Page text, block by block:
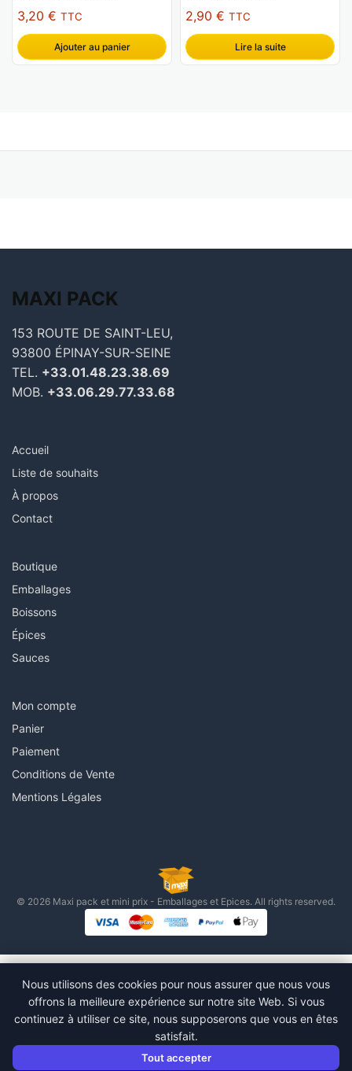
3,20 € TTC
Ajouter au panier
2,90 € TTC
Lire la suite
MAXI PACK
153 ROUTE DE SAINT-LEU,
93800 ÉPINAY-SUR-SEINE
TEL. +33.01.48.23.38.69
MOB. +33.06.29.77.33.68
Accueil
Liste de souhaits
À propos
Contact
Boutique
Emballages
Boissons
Épices
Sauces
Mon compte
Panier
Paiement
Conditions de Vente
Mentions Légales
© 2026 Maxi pack et mini prix - Emballages et Epices. All rights reserved.
Nous utilisons des cookies pour nous assurer que nous vous
offrons la meilleure expérience sur notre site Web. Si vous
continuez à utiliser ce site, nous supposerons que vous en êtes
satisfait.
Tout accepter